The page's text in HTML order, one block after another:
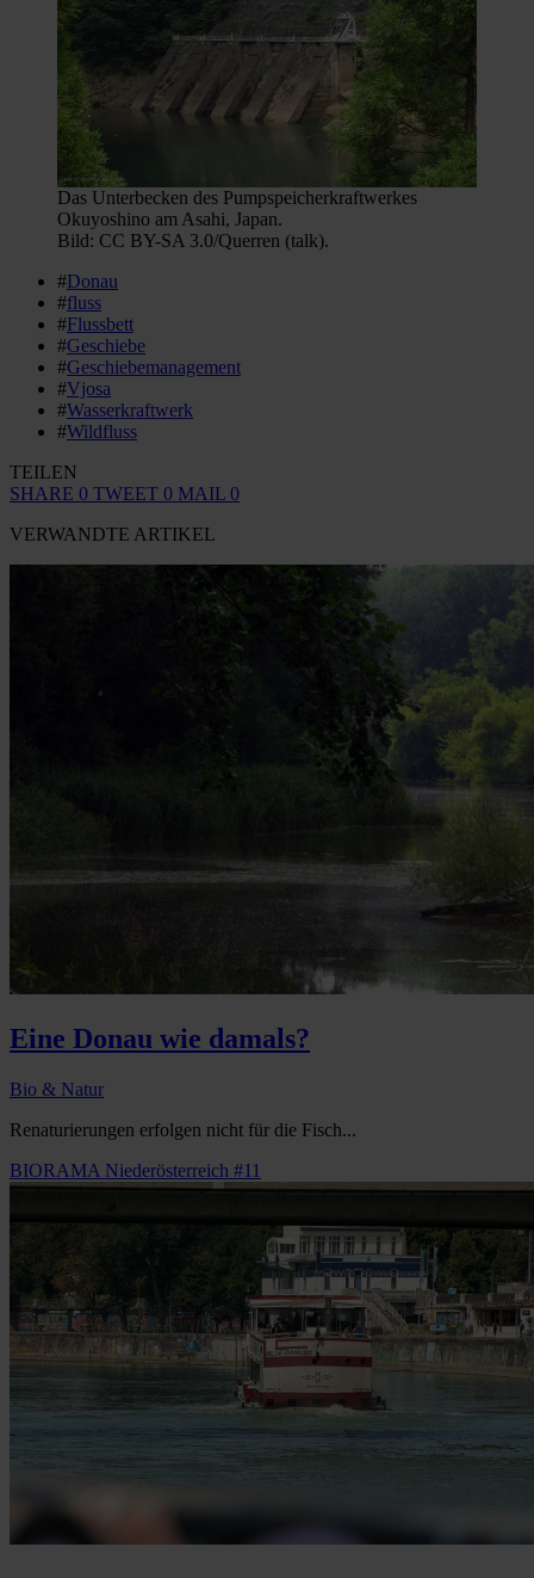
Das Unterbecken des Pumpspeicherkraftwerkes
Okuyoshino am Asahi, Japan.
Bild: CC BY-SA 3.0/Querren (talk).
#Donau
#fluss
#Flussbett
#Geschiebe
#Geschiebemanagement
#Vjosa
#Wasserkraftwerk
#Wildfluss
TEILEN
SHARE 0 TWEET 0 MAIL 0
VERWANDTE ARTIKEL
Eine Donau wie damals?
Bio & Natur
Renaturierungen erfolgen nicht für die Fisch...
BIORAMA Niederösterreich #11